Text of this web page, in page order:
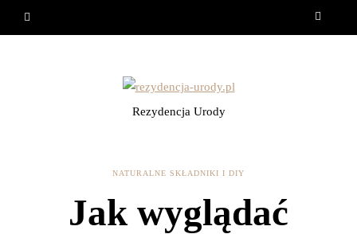
Rezydencja Urody
NATURALNE SKŁADNIKI I DIY
Jak wyglądać